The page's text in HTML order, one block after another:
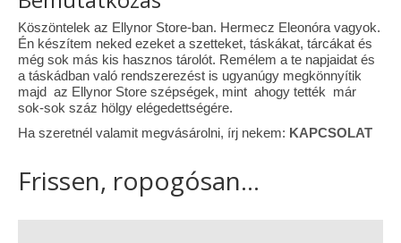
Köszöntelek az Ellynor Store-ban. Hermecz Eleonóra vagyok.
Én készítem neked ezeket a szetteket, táskákat, tárcákat és
még sok más kis hasznos tárolót. Remélem a te napjaidat és
a táskádban való rendszerezést is ugyanúgy megkönnyítik
majd az Ellynor Store szépségek, mint ahogy tették már
sok-sok száz hölgy elégedettségére.
Ha szeretnél valamit megvásárolni, írj nekem: KAPCSOLAT
Frissen, ropogósan...